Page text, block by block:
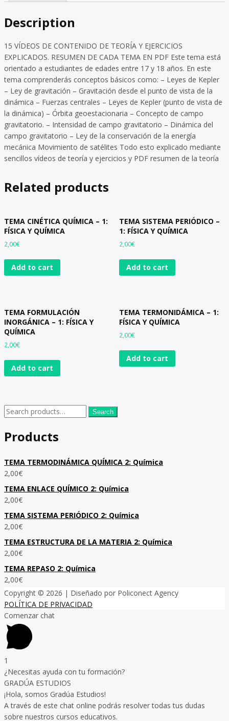
Description
15 VÍDEOS DE CONTENIDO DE TEORÍA Y EJERCICIOS
EXPLICADOS. RESUMEN DE CADA TEMA EN PDF Este tema está
orientado a estudiantes de edades entre 17 y 18 años. En este
tema comprenderás conceptos básicos como: – Leyes de Kepler
– Ley de gravitación – Gravitación desde el punto de vista de la
dinámica – Fuerzas centrales – Leyes de Kepler (punto de vista de
la dinámica) – Órbita geoestacionaria – Concepto de campo
gravitatorio. – Intensidad de campo gravitatorio – Dinámica del
campo gravitatorio – Ley de la conservación de la energía
mecánica Movimiento de satélites Todo esto explicado mediante
sencillos vídeos de teoría y ejercicios y PDF resumen de la teoría
Related products
TEMA CINÉTICA QUÍMICA – 1:
FÍSICA Y QUÍMICA
2,00€
Add to cart
TEMA SISTEMA PERIÓDICO –
1: FÍSICA Y QUÍMICA
2,00€
Add to cart
TEMA FORMULACIÓN
INORGÁNICA – 1: FÍSICA Y
QUÍMICA
2,00€
Add to cart
TEMA TERMONIDÁMICA – 1:
FÍSICA Y QUÍMICA
2,00€
Add to cart
Search
Products
TEMA TERMODINÁMICA QUÍMICA 2: Química
2,00€
TEMA ENLACE QUÍMICO 2: Química
2,00€
TEMA SISTEMA PERIÓDICO 2: Química
2,00€
TEMA ESTRUCTURA DE LA MATERIA 2: Química
2,00€
TEMA REPASO 2: Química
2,00€
Copyright © 2026 | Diseñado por Policonect Agency
POLÍTICA DE PRIVACIDAD
Comenzar chat
1
¿Necesitas ayuda con tu formación?
GRADÚA ESTUDIOS
¡Hola, somos Gradúa Estudios!
A través de este chat online podrás resolver todas tus dudas
sobre nuestros cursos educativos.